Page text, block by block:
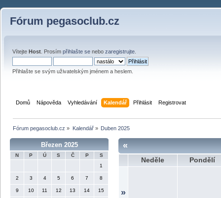
Fórum pegasoclub.cz
Vítejte Host . Prosím přihlašte se nebo zaregistrujte
Přihlašte se svým uživatelským jménem a heslem.
Domů Nápověda Vyhledávání Kalendář Přihlásit Registrovat
Fórum pegasoclub.cz » Kalendář» Duben 2025
Březen 2025
N P Ú S Č P
S
1
2 3 4 5 6 7 8
9 10 11 12 13 14 15
«
Neděle Pondělí
»